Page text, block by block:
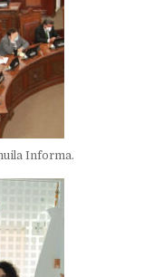
Informa.